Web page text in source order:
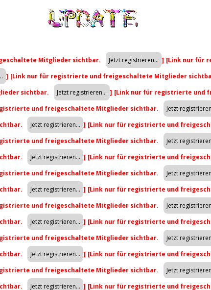
Mitglieder sichtbar. ] [Link nur für
] [Link nur für registrierte und freigeschaltete Mitglieder
sichtbar.
] [Link nur für registrierte und
und freigeschaltete Mitglieder sichtbar.
] [Link nur für registrierte und
und freigeschaltete Mitglieder sichtbar.
] [Link nur für registrierte und
und freigeschaltete Mitglieder sichtbar.
] [Link nur für registrierte und
und freigeschaltete Mitglieder sichtbar.
] [Link nur für registrierte und
und freigeschaltete Mitglieder sichtbar.
] [Link nur für registrierte und
und freigeschaltete Mitglieder sichtbar.
] [Link nur für registrierte und